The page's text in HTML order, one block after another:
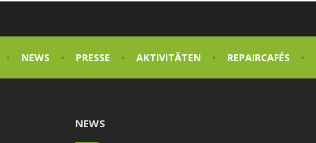
NEWS PRESSE AKTIVITÄTEN REPAIRCAFÉS
NEWS